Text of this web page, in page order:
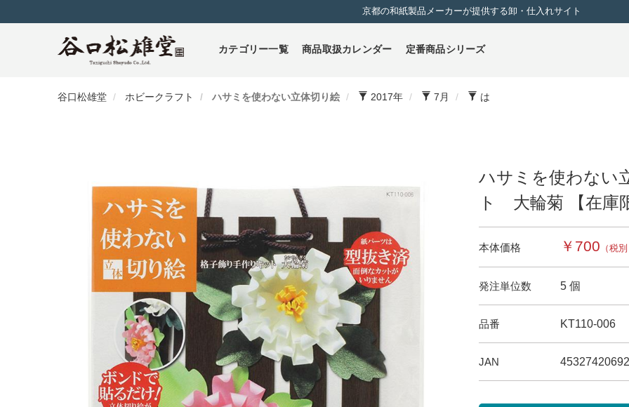
京都の和紙製品メーカーが提供する卸・仕入れサイト
カテゴリー一覧 商品取扱カレンダー 定番商品シリーズ
谷口松雄堂 ホビークラフト ハサミを使わない立体切り絵 2017年 7月 は
ハサミを使わない
ト 大輪菊 【在庫
本体価格 ￥700 （税
発注単位数 5 個
品番 KT110-006
JAN